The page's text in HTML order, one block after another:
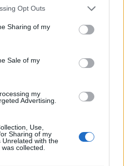
app uses one or more Google
behaviour. You may click to
and its third-party tags to
purposes in below Google
Opt Outs
Sharing of my
Sale of my
my
Advertising.
Use,
Sharing of my
Unrelated with the
collected.
υπάρχουν αρκετά
ήταν Πρόσκοποι.
νέο
Πρόεδρο των Η.Π.Α.
& Chief Executive
Pfizer, Dr Albert Bourla
διαβάσαμε ότι ένα
Rao θα είναι το